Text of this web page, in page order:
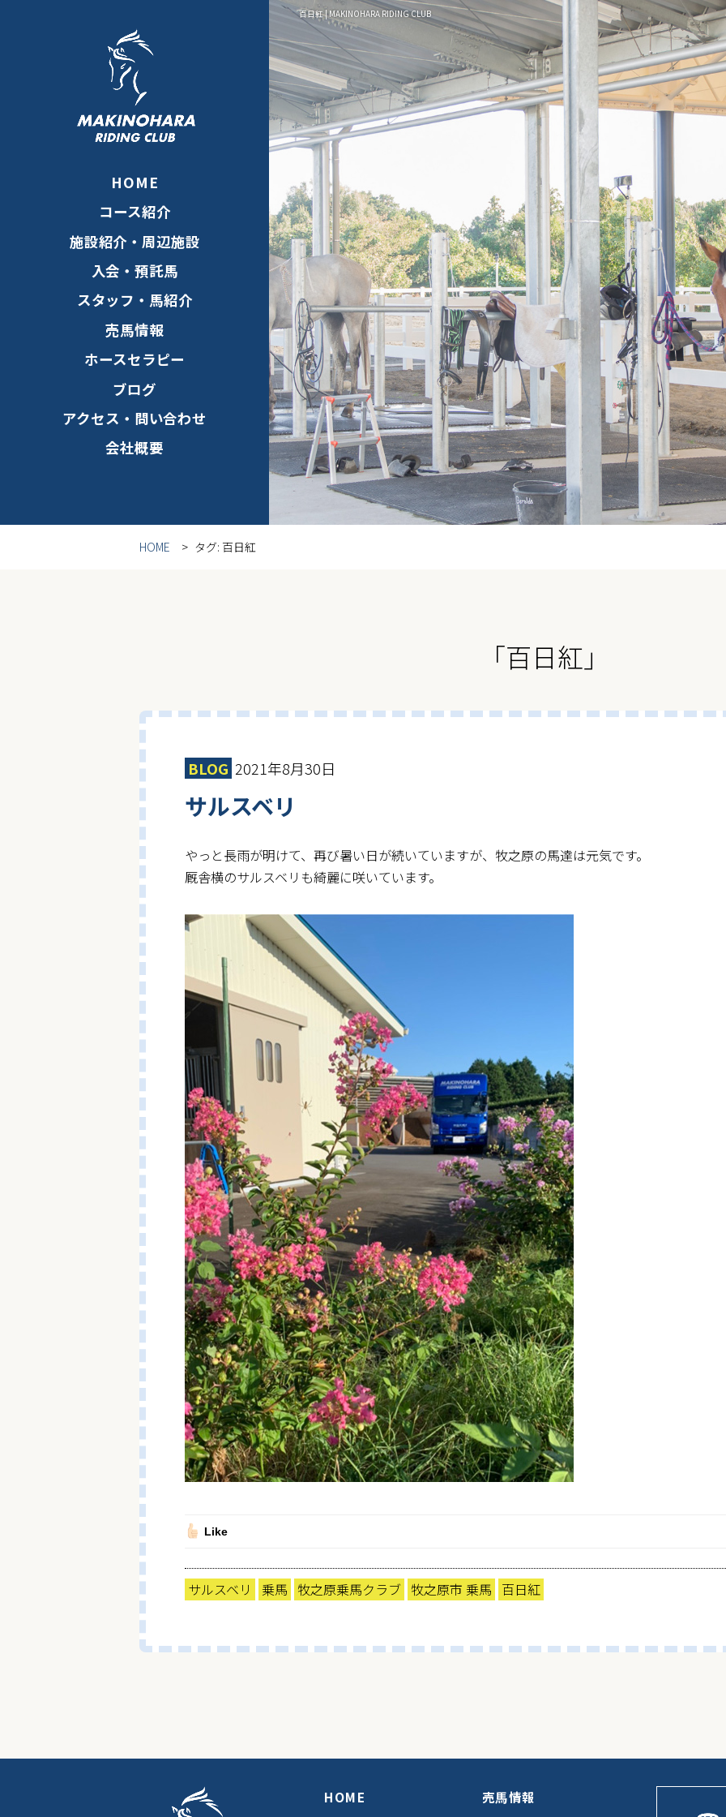
百日紅 | MAKINOHARA RIDING CLUB
HOME
コース紹介
施設紹介・周辺施設
入会・預託馬
スタッフ・馬紹介
売馬情報
ホースセラピー
ブログ
アクセス・問い合わせ
会社概要
HOME タグ: 百日紅
「百日紅」
BLOG 2021年8月30日
サルスベリ
やっと長雨が明けて、再び暑い日が続いていますが、牧之原の馬達は元気です。
厩舎横のサルスベリも綺麗に咲いています。
Like
サルスベリ 乗馬 牧之原乗馬クラブ 牧之原市 乗馬 百日紅
HOME
売馬情報